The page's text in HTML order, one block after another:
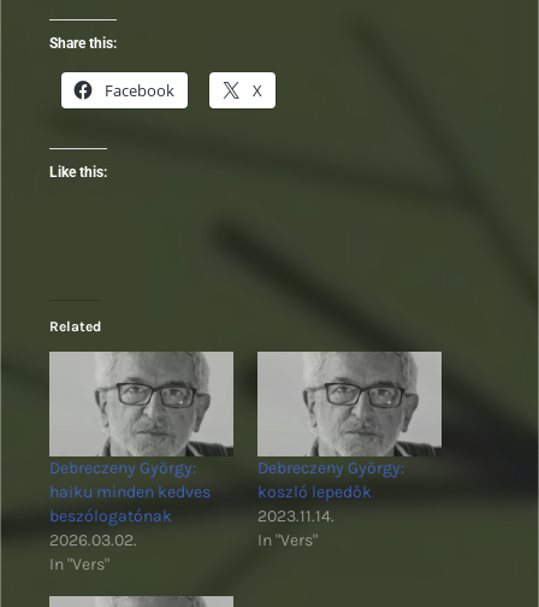
Share this:
Facebook X
Like this:
Related
Debreczeny György:
haiku minden kedves
beszólogatónak
2026.03.02.
In "Vers"
Debreczeny György:
koszló lepedők
2023.11.14.
In "Vers"